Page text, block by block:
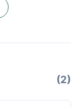
(2)